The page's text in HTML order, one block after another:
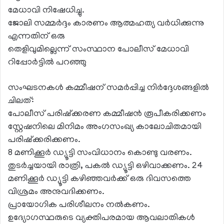
മേധാവി നിഷേധിച്ചു.
ജോലി സമ്മർദ്ദം കാരണം ആത്മഹത്യ വർധിക്കുന്നു
എന്നതിന് ഒരു
തെളിവുമില്ലെന്ന് സംസ്ഥാന പോലീസ് മേധാവി
റിപ്പോർട്ടിൽ പറഞ്ഞു
സംഘടനകൾ കമ്മീഷന് സമർപ്പിച്ച നിർദ്ദേശങ്ങളിൽ
ചിലത്:
പോലീസ് പരിഷ്ക്കരണ കമ്മീഷൻ രൂപീകരിക്കണം
സ്റ്റേഷനിലെ മിനിമം അംഗസംഖ്യ കാലോചിതമായി
പരിഷ്ക്കരിക്കണം.
8 മണിക്കൂർ ഡ്യൂട്ടി സംവിധാനം കൊണ്ടു വരണം.
തുടർച്ചയായി രാത്രി, പകൽ ഡ്യൂട്ടി ഒഴിവാക്കണം. 24
മണിക്കൂർ ഡ്യൂട്ടി കഴിഞ്ഞവർക്ക് ഒരു ദിവസത്തെ
വിശ്രമം അനുവദിക്കണം.
പ്രായോഗിക പരിശീലനം നൽകണം.
ഉദ്യോഗസ്ഥരുടെ വ്യക്തിപരമായ ആവലാതികൾ